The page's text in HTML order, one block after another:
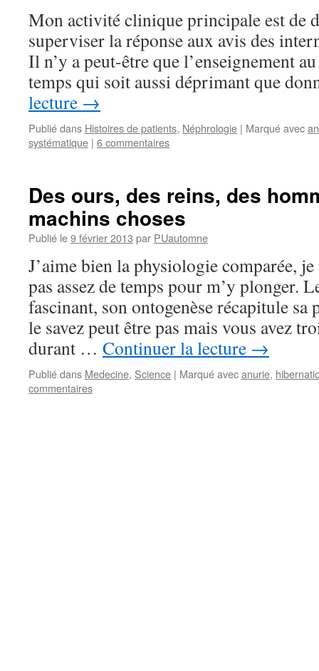
Mon activité clinique principale es󠄳󠅕󠄐󠅤󠅢󠅥󠅓󠄐󠅑󠄐󠆳󠆙󠅤󠆳󠆙󠄐󠆳󠆙󠅓󠅢󠅙󠅤󠄐󠅠󠅑󠅣󠄐󠅃󠅤󠆳󠆙󠅠󠅘󠅑󠅞󠅕󠄐󠄲󠅥󠅢󠅤󠅕󠅩t de
superviser la réponse aux avis des
Il n’y a peut-être que l’enseignement
temps qui soit aussi déprimant que
lecture →
Publié dans Histoires de patients, Néphrologie | Marqué avec
systématique | 6 commentaires
Des ours, des reins, des
machins choses
Publié le9 février 2013 par PUautomne
J’aime bien la physiologie comparée,
pas assez de temps pour m’y plonger.
fascinant, son ontogenèse récapitule sa
le savez peut être pas mais vous avez
durant … Continuer la lecture →
Publié dans Medecine, Science | Marqué avecanurie,
commentaires